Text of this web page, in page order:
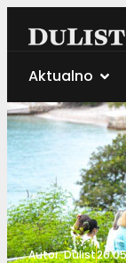
Aktualno
Autor:Dulist